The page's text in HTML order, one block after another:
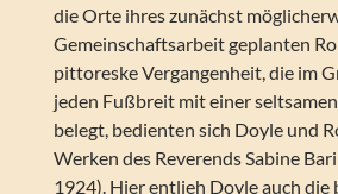
die Orte ihres zunächst
Gemeinschaftsarbeit geplanten
pittoreske Vergangenheit, die im
jeden Fußbreit mit einer
belegt, bedienten sich Doyle und
Werken des Reverends Sabine
1924). Hier entlieh Doyle auch die